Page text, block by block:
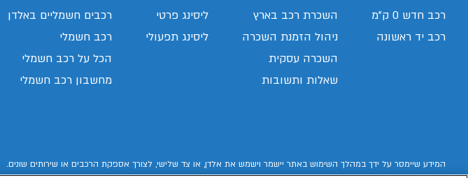
רכב חדש 0 ק"מ
רכב יד ראשונה
השכרת רכב בארץ
ניהול הזמנת השכרה
השכרה עסקית
שאלות ותשובות
ליסינג פרטי
ליסינג תפעולי
רכבים חשמליים באלדן
רכב חשמלי
הכל על רכב חשמלי
מחשבון רכב חשמלי
המידע שיימסר על ידך במהלך השימוש באתר יישמר וישמש את אלדן, או צד שלישי, לצורך אספקת הרכבים או שירותים שונים.